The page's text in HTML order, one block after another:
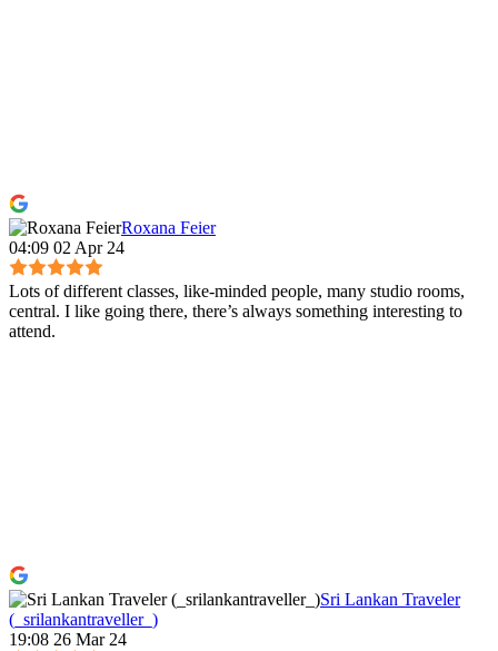
Roxana Feier
04:09 02 Apr 24
Lots of different classes, like-minded people, many studio rooms,
central. I like going there, there’s always something interesting to
attend.
Sri Lankan Traveler
(_srilankantraveller_)
19:08 26 Mar 24